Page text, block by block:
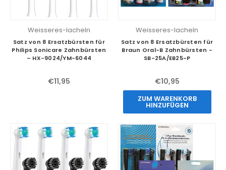
Weisseres-lacheln
Satz von 8 Ersatzbürsten für
Philips Sonicare Zahnbürsten
– HX-9024/YM-6044
€11,95
Weisseres-lacheln
Satz von 8 Ersatzbürsten für
Braun Oral-B Zahnbürsten -
SB-25A/EB25-P
€10,95
ZUM WARENKORB
HINZUFÜGEN